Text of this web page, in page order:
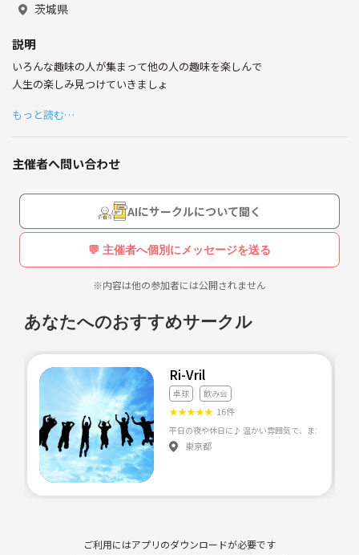
茨城県
説明
いろんな趣味の人が集まって他の人の趣味を楽しんで
人生の楽しみ見つけていきましょ
もっと読む…
主催者へ問い合わせ
AIにサークルについて聞く
💬 主催者へ個別にメッセージを送る
※内容は他の参加者には公開されません
あなたへのおすすめサークル
Ri-Vril
卓球 飲み会
★★★★★ 16件
平日の夜や休日に♪ 温かい雰囲気で、また一緒に
東京都
ご利用にはアプリのダウンロードが必要です